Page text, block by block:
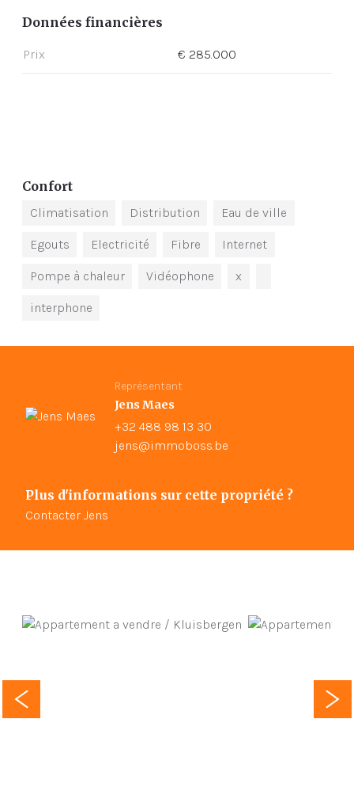
Données financières
Prix € 285.000
Confort
Climatisation Distribution Eau de ville
Egouts Electricité Fibre Internet
Pompe à chaleur Vidéophone x
interphone
Représentant
Jens Maes
+32 488 98 13 30
jens@immoboss.be
Plus d'informations sur cette propriété ?
Contacter Jens